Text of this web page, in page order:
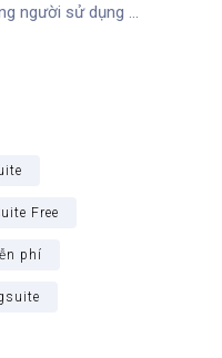
người sử dụng …
Free
phí